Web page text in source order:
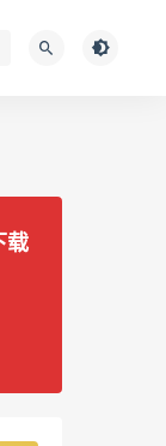
载